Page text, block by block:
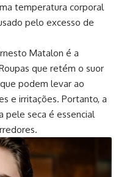
temperatura corporal
pelo excesso de
Matalon é a
que retém o suor
podem levar ao
e irritações. Portanto, a
pele seca é essencial